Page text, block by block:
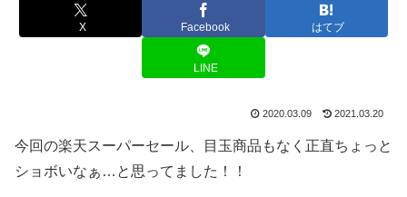
X Facebook はてブ
LINE
2020.03.09 2021.03.20
今回の楽天スーパーセール、目玉商品もなく正直ちょっと
ショボいなぁ…と思ってました！！